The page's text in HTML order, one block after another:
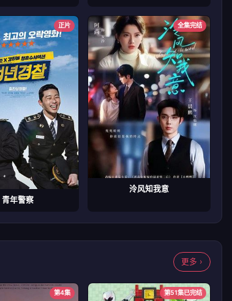
正片
青年警察
全集完结
泠风知我意
更多 ›
第4集 第51集已完结